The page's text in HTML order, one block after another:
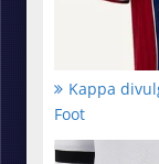
Kappa
Foot